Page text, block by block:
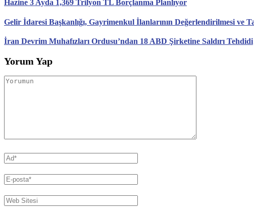
Hazine 3 Ayda 1,369 Trilyon TL Borçlanma Planlıyor
Gelir İdaresi Başkanlığı, Gayrimenkul İlanlarının Değerlendirilmesi ve
İran Devrim Muhafızları Ordusu’ndan 18 ABD Şirketine Saldırı Tehdidi
Yorum Yap